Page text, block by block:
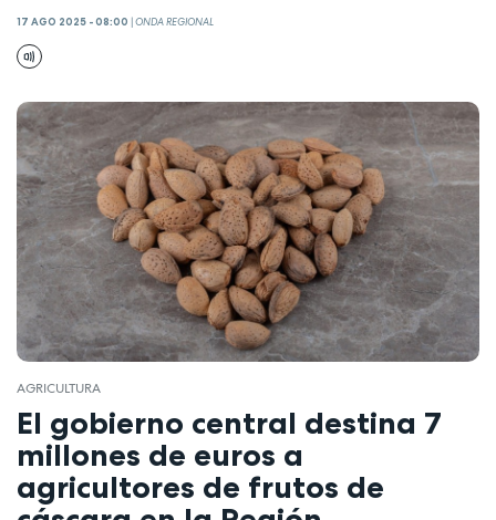
17 AGO 2025 - 08:00 |ONDA REGIONAL
AGRICULTURA
El gobierno central destina 7
millones de euros a
agricultores de frutos de